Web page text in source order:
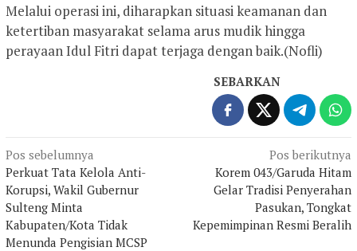
Melalui operasi ini, diharapkan situasi keamanan dan
ketertiban masyarakat selama arus mudik hingga
perayaan Idul Fitri dapat terjaga dengan baik.(Nofli)
SEBARKAN
Navigasi
pos
Pos sebelumnya
Perkuat Tata Kelola Anti-
Korupsi, Wakil Gubernur
Sulteng Minta
Kabupaten/Kota Tidak
Menunda Pengisian MCSP
Pos berikutnya
Korem 043/Garuda Hitam
Gelar Tradisi Penyerahan
Pasukan, Tongkat
Kepemimpinan Resmi Beralih